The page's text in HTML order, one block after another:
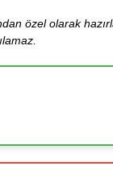
özel olarak